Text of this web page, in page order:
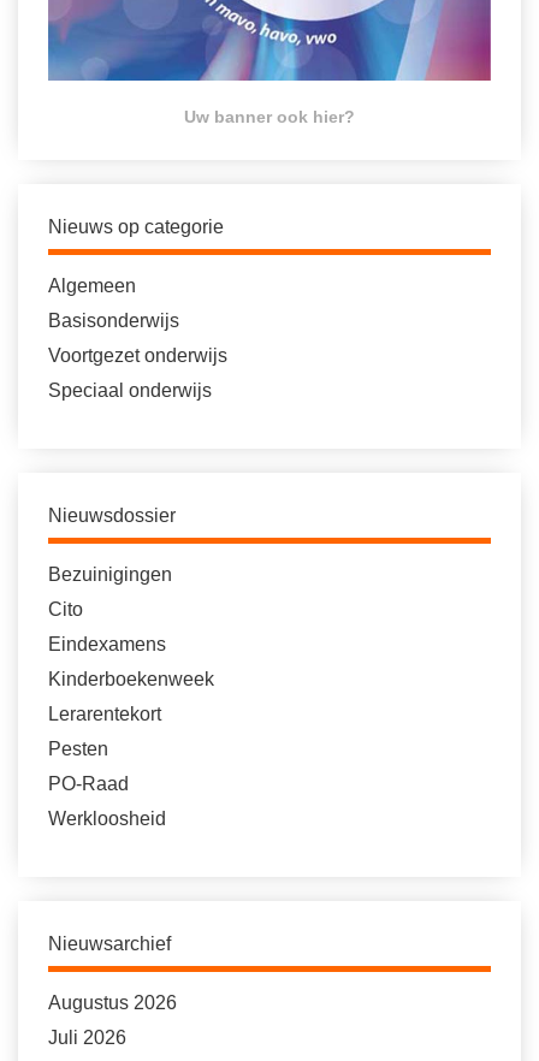
Uw banner ook hier?
Nieuws op categorie
Algemeen
Basisonderwijs
Voortgezet onderwijs
Speciaal onderwijs
Nieuwsdossier
Bezuinigingen
Cito
Eindexamens
Kinderboekenweek
Lerarentekort
Pesten
PO-Raad
Werkloosheid
Nieuwsarchief
Augustus 2026
Juli 2026